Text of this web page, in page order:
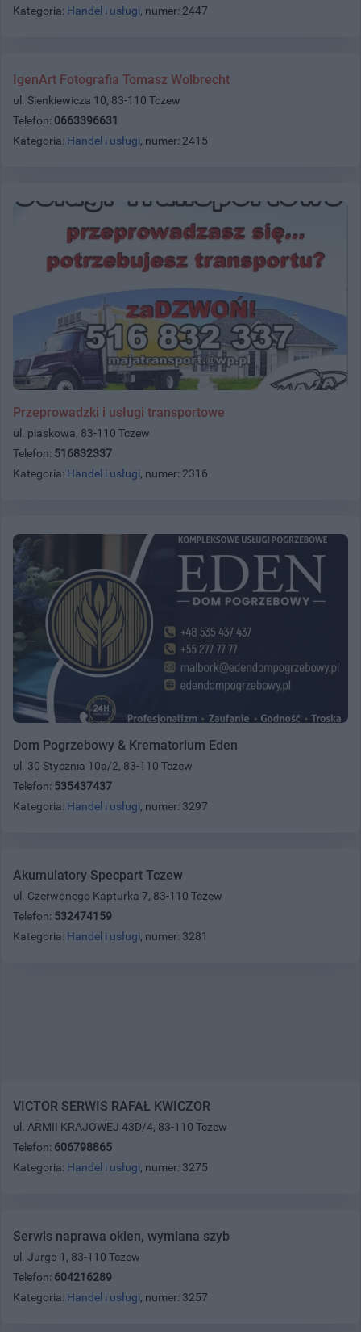
Kategoria: Handel i usługi, numer: 2447
IgenArt Fotografia Tomasz Wolbrecht
ul. Sienkiewicza 10, 83-110 Tczew
Telefon: 0663396631
Kategoria: Handel i usługi, numer: 2415
Przeprowadzki i usługi transportowe
ul. piaskowa, 83-110 Tczew
Telefon: 516832337
Kategoria: Handel i usługi, numer: 2316
Dom Pogrzebowy & Krematorium Eden
ul. 30 Stycznia 10a/2, 83-110 Tczew
Telefon: 535437437
Kategoria: Handel i usługi, numer: 3297
Akumulatory Specpart Tczew
ul. Czerwonego Kapturka 7, 83-110 Tczew
Telefon: 532474159
Kategoria: Handel i usługi, numer: 3281
VICTOR SERWIS RAFAŁ KWICZOR
ul. ARMII KRAJOWEJ 43D/4, 83-110 Tczew
Telefon: 606798865
Kategoria: Handel i usługi, numer: 3275
Serwis naprawa okien, wymiana szyb
ul. Jurgo 1, 83-110 Tczew
Telefon: 604216289
Kategoria: Handel i usługi, numer: 3257